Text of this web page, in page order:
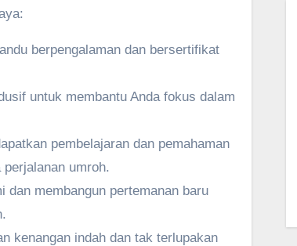
berpengalaman dan bersertifikat
untuk membantu Anda fokus dalam
pembelajaran dan pemahaman
umroh.
dan membangun pertemanan baru
kenangan indah dan tak terlupakan